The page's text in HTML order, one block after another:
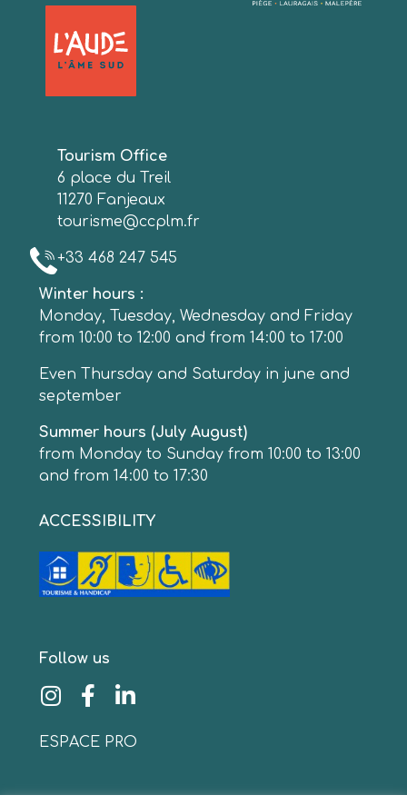
Tourism Office
6 place du Treil
11270 Fanjeaux
tourisme@ccplm.fr
+33 468 247 545
Winter hours :
Monday, Tuesday, Wednesday and Friday
from 10:00 to 12:00 and from 14:00 to 17:00
Even Thursday and Saturday in june and
september
Summer hours (July August)
from Monday to Sunday from 10:00 to 13:00
and from 14:00 to 17:30
ACCESSIBILITY
Follow us
ESPACE PRO